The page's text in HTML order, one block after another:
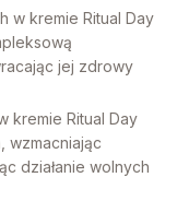
w kremie Ritual Day
jej zdrowy
kremie Ritual Day
wzmacniając
działanie wolnych